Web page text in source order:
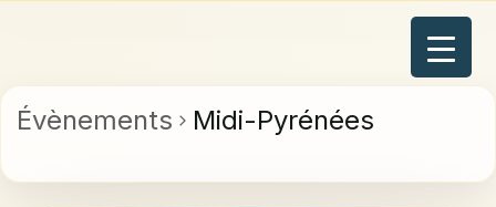
Évènements Midi-Pyrénées